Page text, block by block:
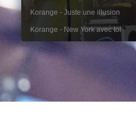
Korange - Juste une illusion
Korange - New York avec toi